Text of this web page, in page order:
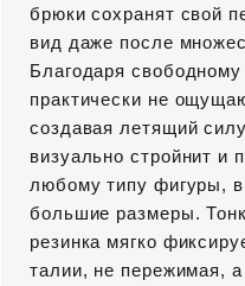
брюки сохранят свой
вид даже после
Благодаря
практически не
создавая летящий
визуально стройнит и
любому типу фигуры,
большие размеры.
резинка мягко
талии, не пережимая,